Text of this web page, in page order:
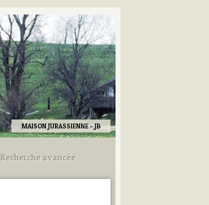
MAISON JURASSIENNE - JB
Recherche avancée
Utilisez les champs ci-dessous